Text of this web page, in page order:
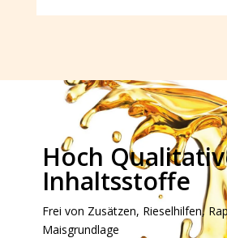
Hoch
Inhaltsstoffe
Frei von Zusätzen, Rieselhilfen,
Maisgrundlage